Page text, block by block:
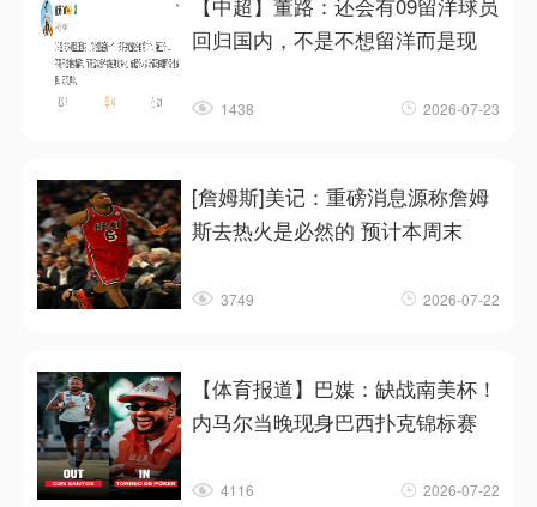
【中超】董路：还会有09留洋球员
回归国内，不是不想留洋而是现
1438 2026-07-23
[詹姆斯]美记：重磅消息源称詹姆
斯去热火是必然的 预计本周末
3749 2026-07-22
【体育报道】巴媒：缺战南美杯！
内马尔当晚现身巴西扑克锦标赛
4116 2026-07-22